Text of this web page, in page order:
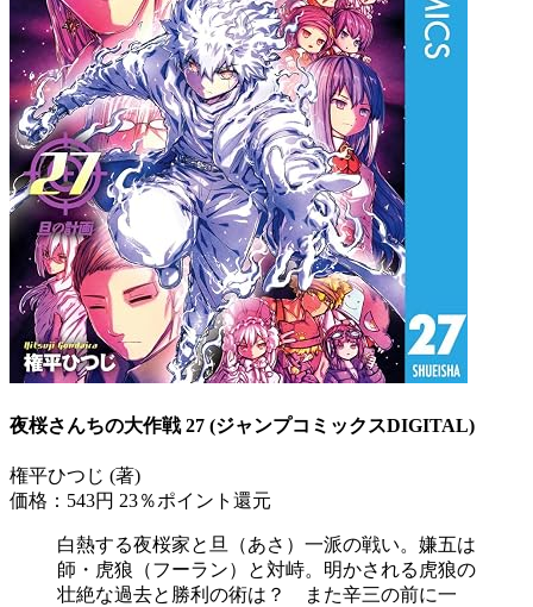
夜桜さんちの大作戦 27 (ジャンプコミックスDIGITAL)
権平ひつじ (著)
価格：543円 23％ポイント還元
白熱する夜桜家と旦（あさ）一派の戦い。嫌五は
師・虎狼（フーラン）と対峙。明かされる虎狼の
壮絶な過去と勝利の術は？ また辛三の前に一